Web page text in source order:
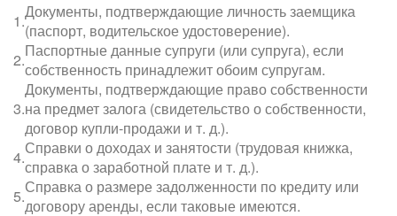
1.Документы, подтверждающие личность заемщика
(паспорт, водительское удостоверение).
2.Паспортные данные супруги (или супруга), если
собственность принадлежит обоим супругам.
3.
Документы, подтверждающие право собственности
на предмет залога (свидетельство о собственности,
договор купли-продажи и т. д.).
4.Справки о доходах и занятости (трудовая книжка,
справка о заработной плате и т. д.).
5.Справка о размере задолженности по кредиту или
договору аренды, если таковые имеются.